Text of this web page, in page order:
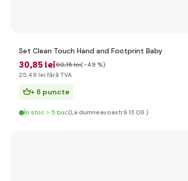
Set Clean Touch Hand and Footprint Baby
30,85 lei60,15 lei(-49 %)
25,49 lei fără TVA
+ 6 puncte
În stoc > 5 buc(La dumneavoastră 13.08.)